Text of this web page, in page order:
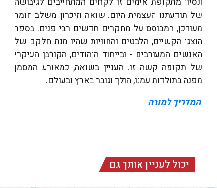
של תודעתנו העצמית היום. שואה וזיכרון משלב חומר
מעודכן, המבוסס על מחקרים חדשים רבי פנים. בספר
הוצגו הקשיים, הלבטים והחוויות שהיו מנת חלקם של
האנשים המעורבים - ובייחוד היהודים, הקורבן העיקרי
של תקופה קשה זו. העניין בשואה, כמאורע המסמן
מפנה בתולדות עמנו, הולך וגובר בארץ ובעולם.
המדריך למורה
יכול לעניין אותך גם